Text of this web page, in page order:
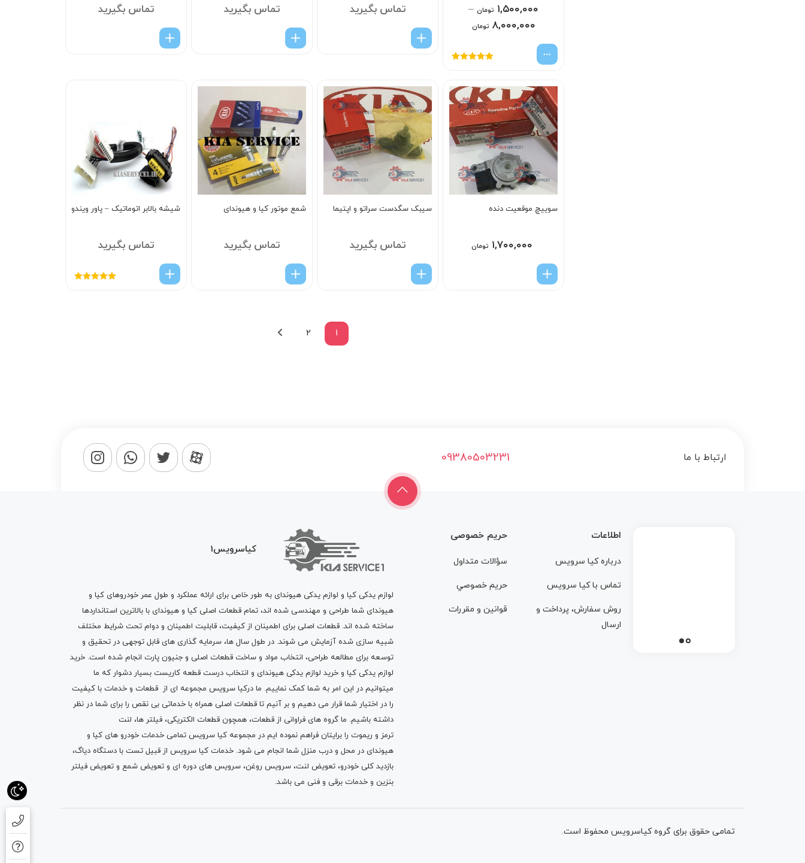
۱,۵۰۰,۰۰۰ تومان –
۸,۰۰۰,۰۰۰ تومان
تماس بگیرید تماس بگیرید تماس بگیرید
سوييچ موقعيت دنده
۱,۷۰۰,۰۰۰ تومان
سیبک سگدست سراتو و اپتیما
تماس بگیرید
شمع موتور کیا و هیوندای
تماس بگیرید
شیشه بالابر اتوماتیک – پاور ویندو
تماس بگیرید
1
2
ارتباط با ما 09380503231
اطلاعات
درباره کيا سرويس
تماس با کيا سرويس
روش سفارش، پرداخت و
ارسال
حریم خصوصی
سؤالات متداول
حريم خصوصي
قوانين و مقررات
کیاسرویس1
لوازم یدکی کیا و لوازم یدکی هیوندای به طور خاص برای ارائه عملکرد و طول عمر خودروهای کیا و
هیوندای شما طراحی و مهندسی شده اند، تمام قطعات اصلی کیا و هیوندای با بالاترین استانداردها
ساخته شده اند. قطعات اصلی برای اطمینان از کیفیت، قابلیت اطمینان و دوام تحت شرایط مختلف
شبیه سازی شده آزمایش می شوند. در طول سال ها، سرمایه گذاری های قابل توجهی در تحقیق و
توسعه برای مطالعه طراحی، انتخاب مواد و ساخت قطعات اصلی و جنیون پارت انجام شده است. خرید
لوازم یدکی کیا و خرید لوازم یدکی هیوندای و انتخاب درست قطعه کاریست بسیار دشوار که ما
میتوانیم در این امر به شما کمک نماییم. ما درکیا سرویس مجموعه ای از قطعات و خدمات با کیفیت
را در اختیار شما قرار می دهیم و بر آنیم تا قطعات اصلی همراه با خدماتی بی نقص را برای شما در نظر
داشته باشیم. ما گروه های فراوانی از قطعات، همچون قطعات الکتریکی، فیلتر ها، لنت
ترمز و ریموت را برایتان فراهم نموده ایم در مجموعه کیا سرویس تمامی خدمات خودرو های کیا و
هیوندای در محل و درب منزل شما انجام می شود. خدمات کیا سرویس از قبیل تست با دستگاه دیاگ،
بازدید کلی خودرو، تعویض لنت، سرویس روغن، سرویس های دوره ای و تعویض شمع و تعویض فیلتر
بنزین و خدمات برقی و فنی می باشد.
تمامی حقوق برای گروه کیاسرویس محفوظ است.